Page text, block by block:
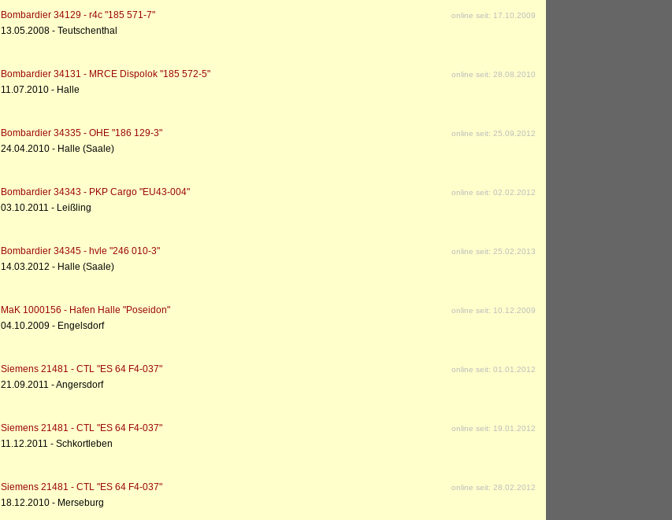
Bombardier 34129 - r4c "185 571-7" online seit: 17.10.2009
13.05.2008 - Teutschenthal
Bombardier 34131 - MRCE Dispolok "185 572-5" online seit: 28.08.2010
11.07.2010 - Halle
Bombardier 34335 - OHE "186 129-3" online seit: 25.09.2012
24.04.2010 - Halle (Saale)
Bombardier 34343 - PKP Cargo "EU43-004" online seit: 02.02.2012
03.10.2011 - Leißling
Bombardier 34345 - hvle "246 010-3" online seit: 25.02.2013
14.03.2012 - Halle (Saale)
MaK 1000156 - Hafen Halle "Poseidon" online seit: 10.12.2009
04.10.2009 - Engelsdorf
Siemens 21481 - CTL "ES 64 F4-037" online seit: 01.01.2012
21.09.2011 - Angersdorf
Siemens 21481 - CTL "ES 64 F4-037" online seit: 19.01.2012
11.12.2011 - Schkortleben
Siemens 21481 - CTL "ES 64 F4-037" online seit: 28.02.2012
18.12.2010 - Merseburg